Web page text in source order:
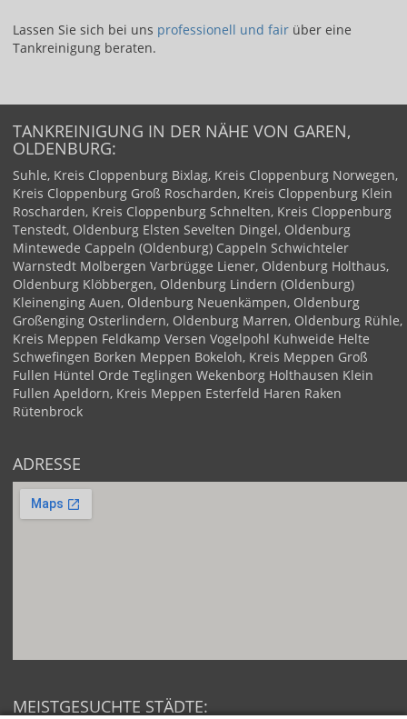
Lassen Sie sich bei uns ​ professionell und fair​ über eine
Tankreinigung beraten.
TANKREINIGUNG IN DER NÄHE VON GAREN,
OLDENBURG:
Suhle, Kreis Cloppenburg Bixlag, Kreis Cloppenburg Norwegen,
Kreis Cloppenburg Groß Roscharden, Kreis Cloppenburg Klein
Roscharden, Kreis Cloppenburg Schnelten, Kreis Cloppenburg
Tenstedt, Oldenburg Elsten Sevelten Dingel, Oldenburg
Mintewede Cappeln (Oldenburg) Cappeln Schwichteler
Warnstedt Molbergen Varbrügge Liener, Oldenburg Holthaus,
Oldenburg Klöbbergen, Oldenburg Lindern (Oldenburg)
Kleinenging Auen, Oldenburg Neuenkämpen, Oldenburg
Großenging Osterlindern, Oldenburg Marren, Oldenburg Rühle,
Kreis Meppen Feldkamp Versen Vogelpohl Kuhweide Helte
Schwefingen Borken Meppen Bokeloh, Kreis Meppen Groß
Fullen Hüntel Orde Teglingen Wekenborg Holthausen Klein
Fullen Apeldorn, Kreis Meppen Esterfeld Haren Raken
Rütenbrock
ADRESSE
MEISTGESUCHTE STÄDTE: